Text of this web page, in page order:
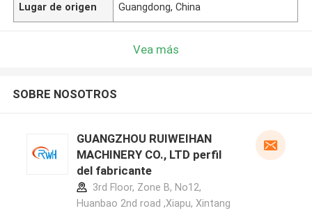
Lugar de origen Guangdong, China
Vea más
SOBRE NOSOTROS
GUANGZHOU RUIWEIHAN
MACHINERY CO., LTD perfil
del fabricante
3rd Floor, Zone B, No12,
Huanbao 2nd road ,Xiapu, Xintang